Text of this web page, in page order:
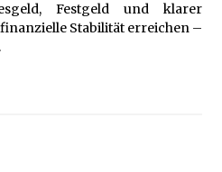
Festgeld und klarer
Stabilität erreichen –